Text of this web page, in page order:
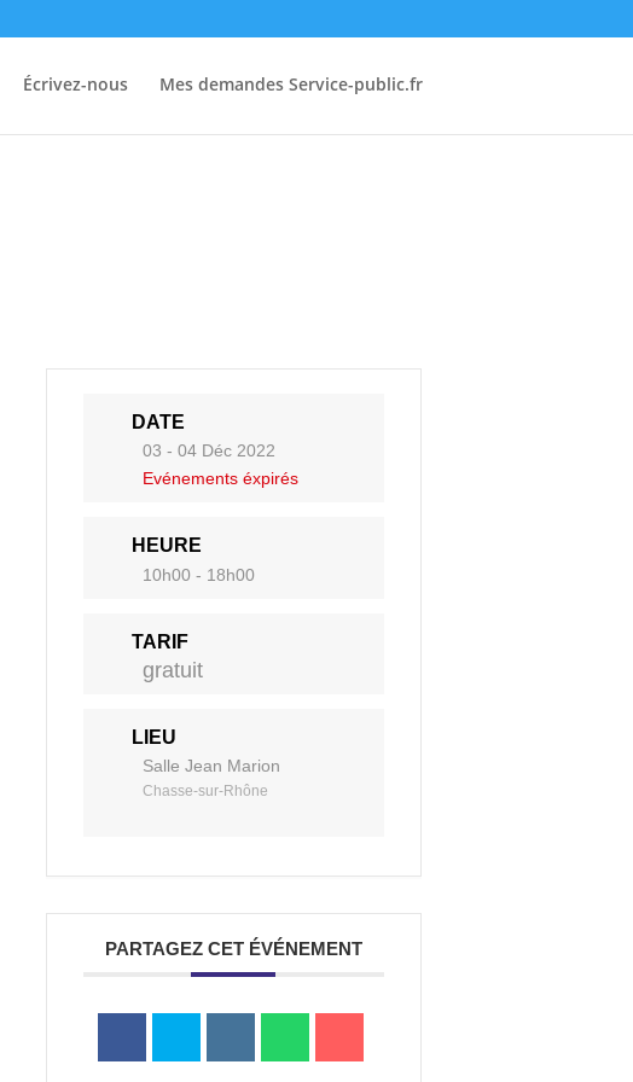
Écrivez-nous Mes demandes Service-public.fr
DATE
03 - 04 Déc 2022
Evénements éxpirés
HEURE
10h00 - 18h00
TARIF
gratuit
LIEU
Salle Jean Marion
Chasse-sur-Rhône
PARTAGEZ CET ÉVÉNEMENT